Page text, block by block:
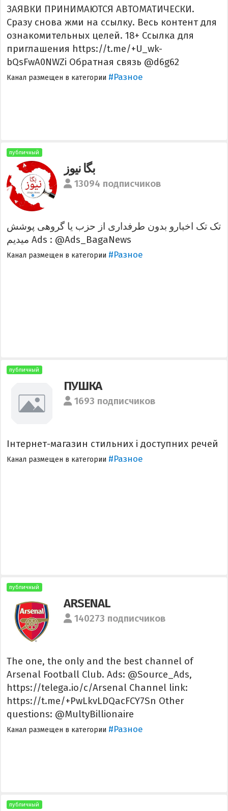
ЗАЯВКИ ПРИНИМАЮТСЯ АВТОМАТИЧЕСКИ.
Сразу снова жми на ссылку. Весь контент для
ознакомительных целей. 18+ Ссылка для
приглашения https://t.me/+U_wk-
bQsFwA0NWZi Обратная связь @d6g62
Канал размещен в категории #Разное
публичный
بگا نیوز
13094 подписчиков
تک تک اخبارو بدون طرفداری از حزب یا گروهی پوشش
میدیم Ads : @Ads_BagaNews
Канал размещен в категории #Разное
публичный
ПУШКА
1693 подписчиков
Інтернет-магазин стильних і доступних речей
Канал размещен в категории #Разное
публичный
ARSENAL
140273 подписчиков
The one, the only and the best channel of
Arsenal Football Club. Ads: @Source_Ads,
https://telega.io/c/Arsenal Channel link:
https://t.me/+PwLkvLDQacFCY7Sn Other
questions: @MultyBillionaire
Канал размещен в категории #Разное
публичный